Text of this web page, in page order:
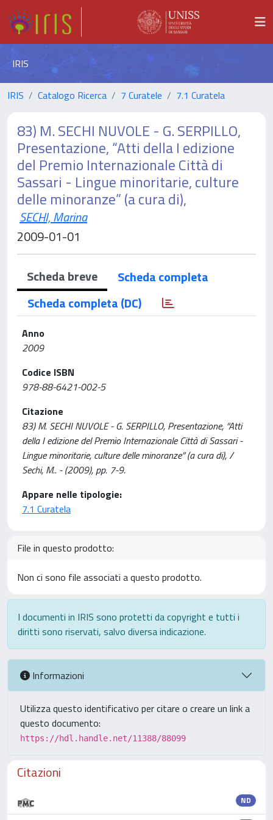
IRIS
IRIS Catalogo Ricerca 7 Curatele 7.1 Curatela
83) M. SECHI NUVOLE - G. SERPILLO,
Presentazione, “Atti della I edizione
del Premio Internazionale Città di
Sassari - Lingue minoritarie, culture
delle minoranze” (a cura di),
SECHI, Marina
2009-01-01
Scheda breve
Scheda completa
Scheda completa (DC)
Anno
2009
Codice ISBN
978-88-6421-002-5
Citazione
83) M. SECHI NUVOLE - G. SERPILLO, Presentazione, “Atti
della I edizione del Premio Internazionale Città di Sassari -
Lingue minoritarie, culture delle minoranze” (a cura di), /
Sechi, M.. - (2009), pp. 7-9.
Appare nelle tipologie:
7.1 Curatela
File in questo prodotto:
Non ci sono file associati a questo prodotto.
I documenti in IRIS sono protetti da copyright e tutti i
diritti sono riservati, salvo diversa indicazione.
Informazioni
Utilizza questo identificativo per citare o creare un link a
questo documento:
https://hdl.handle.net/11388/88099
Citazioni
ND